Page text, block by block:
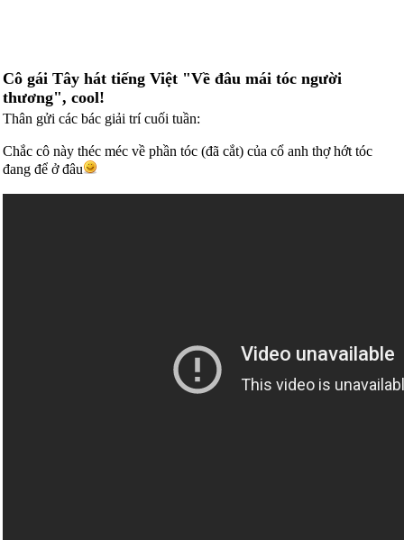
Cô gái Tây hát tiếng Việt "Về đâu mái tóc người
thương", cool!
Thân gửi các bác giải trí cuối tuần:
Chắc cô này théc méc về phần tóc (đã cắt) của cổ anh thợ hớt tóc
đang để ở đâu